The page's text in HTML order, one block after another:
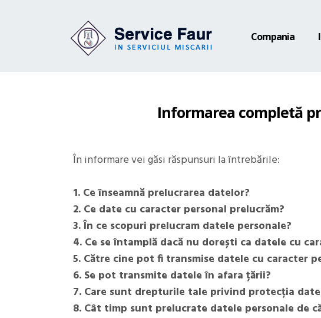
Compania
Informarea completă
În informare vei găsi răspunsuri la întrebările:
1. Ce înseamnă prelucrarea datelor?
2. Ce date cu caracter personal prelucrăm?
3. În ce scopuri prelucram datele personale?
4. Ce se întamplă dacă nu dorești ca datele cu
5. Către cine pot fi transmise datele cu caracter
6. Se pot transmite datele în afara țării?
7. Care sunt drepturile tale privind protecția
8. Cât timp sunt prelucrate datele personale de